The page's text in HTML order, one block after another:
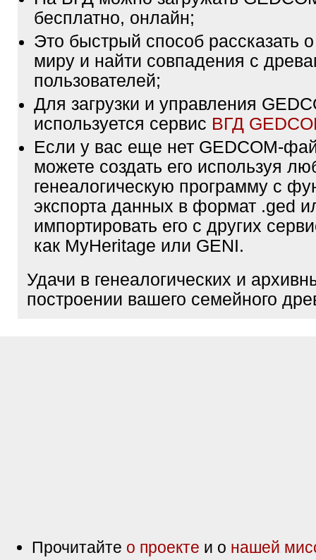
бесплатно, онлайн;
Это быстрый способ рассказать
миру и найти совпадения с
пользователей;
Для загрузки и управления
используется сервис ВГД
Если у вас еще нет GEDCOM-
можете создать его используя
генеалогическую программу с
экспорта данных в формат .ged
импортировать его с других
как MyHeritage или GENI.
Удачи в генеалогических и
построении вашего семейного
Прочитайте о проекте и о нашей